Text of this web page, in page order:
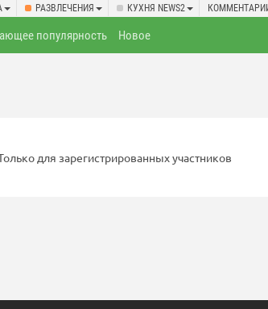
РАЗВЛЕЧЕНИЯ КУХНЯ NEWS2
популярность Новое
для зарегистрированных участников